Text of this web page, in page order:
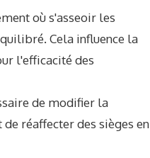
où s'asseoir les
Cela influence la
l'efficacité des
de modifier la
réaffecter des sièges en